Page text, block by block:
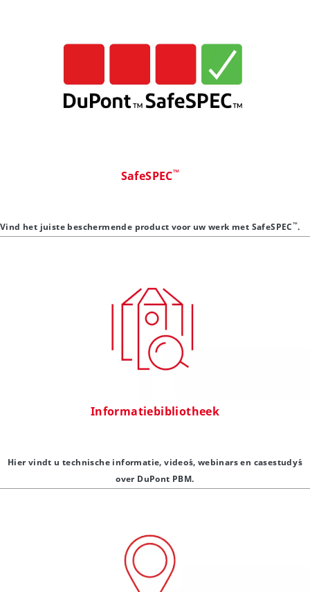
SafeSPEC™
Vind het juiste beschermende product voor uw werk met SafeSPEC™.
Informatiebibliotheek
Hier vindt u technische informatie, video´s, webinars en casestudy´s
over DuPont PBM.